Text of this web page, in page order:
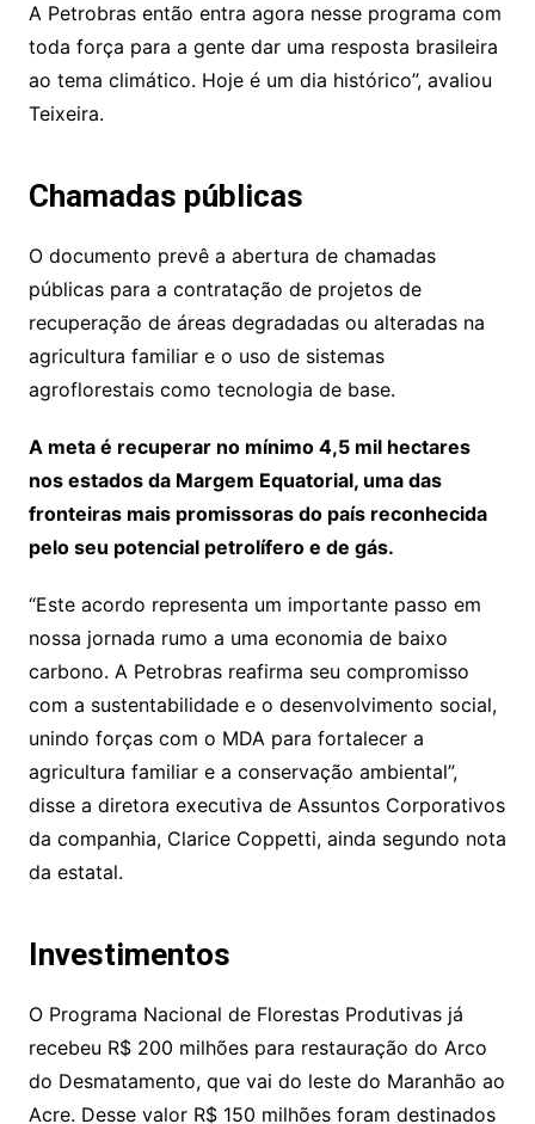
A Petrobras então entra agora nesse programa com
toda força para a gente dar uma resposta brasileira
ao tema climático. Hoje é um dia histórico”, avaliou
Teixeira.
Chamadas públicas
O documento prevê a abertura de chamadas
públicas para a contratação de projetos de
recuperação de áreas degradadas ou alteradas na
agricultura familiar e o uso de sistemas
agroflorestais como tecnologia de base.
A meta é recuperar no mínimo 4,5 mil hectares
nos estados da Margem Equatorial, uma das
fronteiras mais promissoras do país reconhecida
pelo seu potencial petrolífero e de gás.
“Este acordo representa um importante passo em
nossa jornada rumo a uma economia de baixo
carbono. A Petrobras reafirma seu compromisso
com a sustentabilidade e o desenvolvimento social,
unindo forças com o MDA para fortalecer a
agricultura familiar e a conservação ambiental”,
disse a diretora executiva de Assuntos Corporativos
da companhia, Clarice Coppetti, ainda segundo nota
da estatal.
Investimentos
O Programa Nacional de Florestas Produtivas já
recebeu R$ 200 milhões para restauração do Arco
do Desmatamento, que vai do leste do Maranhão ao
Acre. Desse valor R$ 150 milhões foram destinados